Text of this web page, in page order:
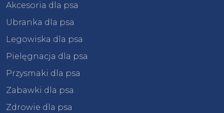
Akcesoria dla psa
Ubranka dla psa
Legowiska dla psa
Pielęgnacja dla psa
Przysmaki dla psa
Zabawki dla psa
Zdrowie dla psa